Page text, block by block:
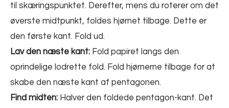
til skæringspunktet. Derefter, mens du roterer om det
øverste midtpunkt, foldes hjørnet tilbage. Dette er
den første kant. Fold ud.
Lav den næste kant: Fold papiret langs den
oprindelige lodrette fold. Fold hjørnerne tilbage for at
skabe den næste kant af pentagonen.
Find midten: Halver den foldede pentagon-kant. Det